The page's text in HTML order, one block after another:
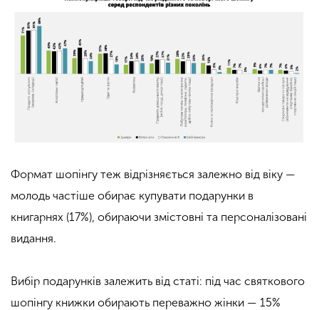
Формат шопінгу теж відрізняється залежно від віку —
молодь частіше обирає купувати подарунки в
книгарнях (17%), обираючи змістовні та персоналізовані
видання.
Вибір подарунків залежить від статі: під час святкового
шопінгу книжки обирають переважно жінки — 15%